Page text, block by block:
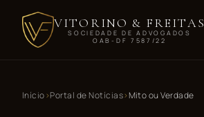
VITORINO & FREITAS
SOCIEDADE DE ADVOGADOS
OAB-DF 7587/22
Início Portal de Notícias Mito ou Verdade